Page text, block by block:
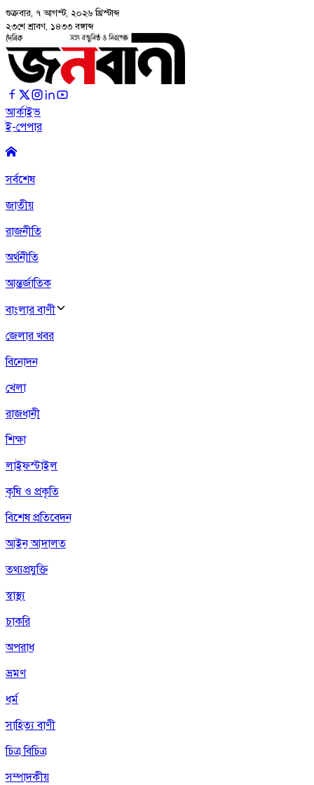
শুক্রবার, ৭ আগস্ট, ২০২৬ খ্রিস্টাব্দ
২৩শে শ্রাবণ, ১৪৩৩ বঙ্গাব্দ
আর্কাইভ
ই-পেপার
সর্বশেষ
জাতীয়
রাজনীতি
অর্থনীতি
আন্তর্জাতিক
বাংলার বাণী
জেলার খবর
বিনোদন
খেলা
রাজধানী
শিক্ষা
লাইফস্টাইল
কৃষি ও প্রকৃতি
বিশেষ প্রতিবেদন
আইন আদালত
তথ্যপ্রযুক্তি
স্বাস্থ্য
চাকরি
অপরাধ
ভ্রমণ
ধর্ম
সাহিত্য বাণী
চিত্র বিচিত্র
সম্পাদকীয়